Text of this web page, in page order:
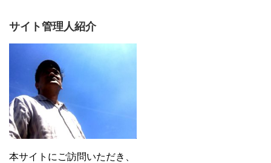
サイト管理人紹介
本サイトにご訪問いただき、